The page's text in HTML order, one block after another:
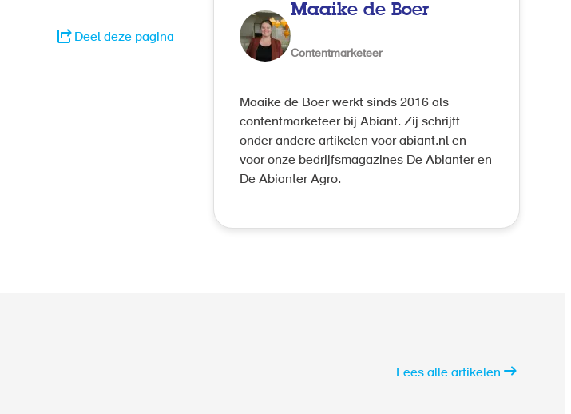
Deel deze pagina
Maaike de Boer
Contentmarketeer
Maaike de Boer werkt sinds 2016 als
contentmarketeer bij Abiant. Zij schrijft
onder andere artikelen voor abiant.nl en
voor onze bedrijfsmagazines De Abianter en
De Abianter Agro.
Lees alle artikelen